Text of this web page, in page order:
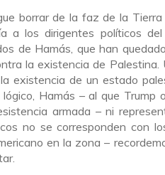
borrar de la faz de la Tierra
a los dirigentes políticos
de Hamás, que han
la existencia de Palestina.
existencia de un estado
Hamás – al que Trump
armada – ni
no se corresponden con
en la zona –